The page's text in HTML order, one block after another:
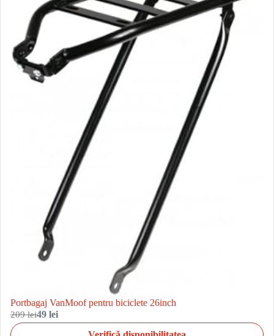
Portbagaj VanMoof pentru biciclete 26inch
209 lei49 lei